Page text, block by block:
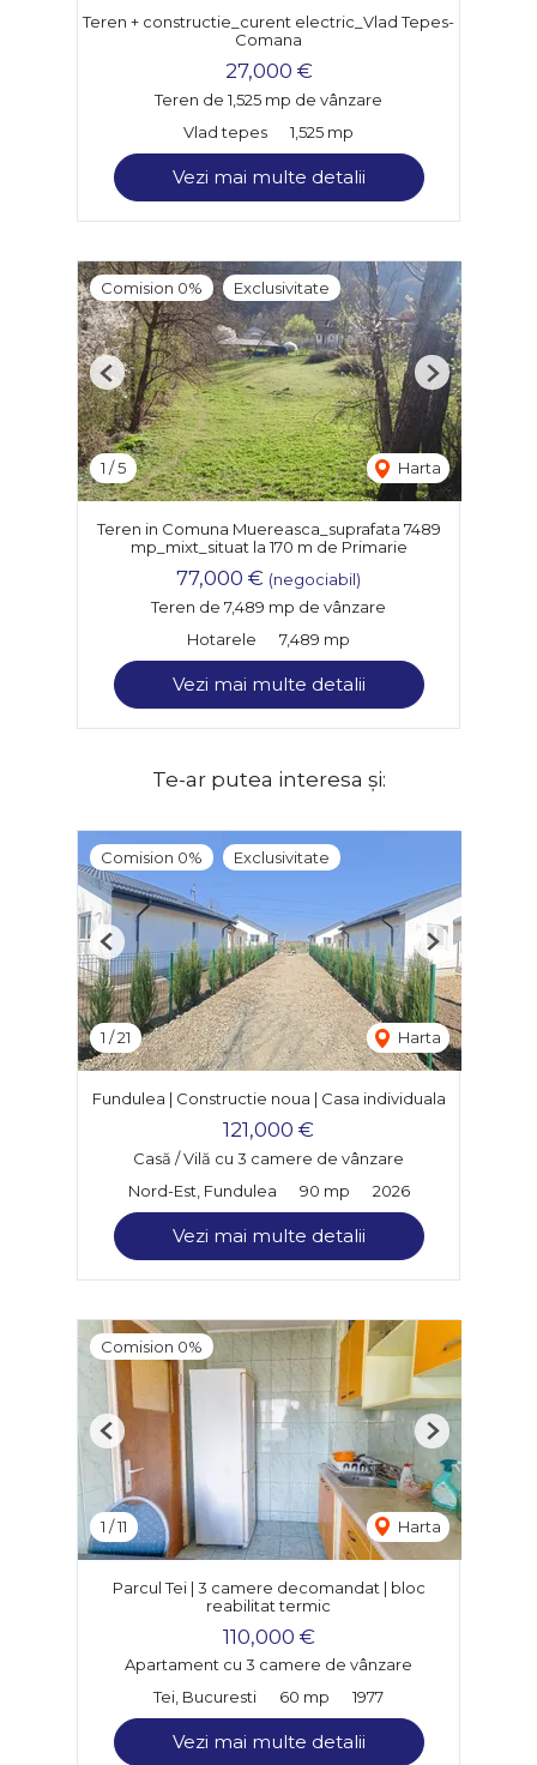
Teren + constructie_curent electric_Vlad Tepes-
Comana
27,000 €
Teren de 1,525 mp de vânzare
Vlad tepes
1,525 mp
Vezi mai multe detalii
Comision 0% Exclusivitate
1 /5 Harta
Previous Next
Teren in Comuna Muereasca_suprafata 7489
mp_mixt_situat la 170 m de Primarie
77,000 € (negociabil)
Teren de 7,489 mp de vânzare
Hotarele
7,489 mp
Vezi mai multe detalii
Te-ar putea interesa și:
Comision 0% Exclusivitate
1 /21 Harta
Previous Next
Fundulea | Constructie noua | Casa individuala
121,000 €
Casă / Vilă cu 3 camere de vânzare
Nord-Est, Fundulea
90 mp 2026
Vezi mai multe detalii
Comision 0%
1 /11 Harta
Previous Next
Parcul Tei | 3 camere decomandat | bloc
reabilitat termic
110,000 €
Apartament cu 3 camere de vânzare
Tei, Bucuresti
60 mp 1977
Vezi mai multe detalii